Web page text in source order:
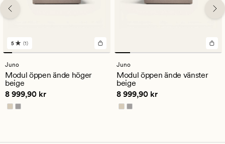
1
omdömen
med
ett
genomsnittligt
betyg
på
5
5 (1)
Juno
Modul öppen ände höger
beige
Pris 8 999,90 kr
8 999,90 kr
Juno
Modul öppen ände vänster
beige
Pris 8 999,90 kr
8 999,90 kr